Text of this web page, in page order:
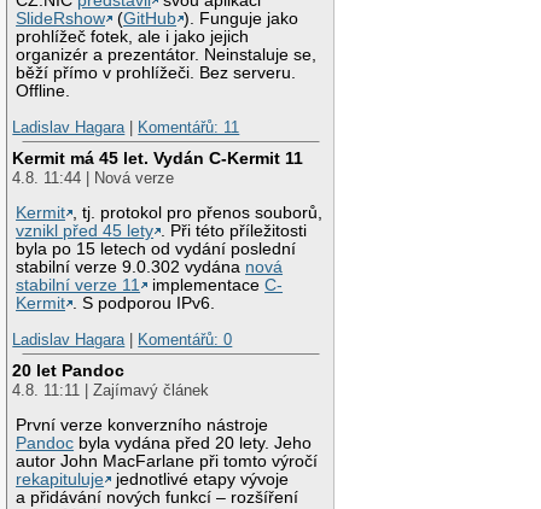
SlideRshow
(GitHub ). Funguje jako
prohlížeč fotek, ale i jako jejich
organizér a prezentátor. Neinstaluje se,
běží přímo v prohlížeči. Bez serveru.
Offline.
Ladislav Hagara | Komentářů: 11
Kermit má 45 let. Vydán C-Kermit 11
4.8. 11:44 | Nová verze
Kermit , tj. protokol pro přenos souborů,
vznikl před 45 lety . Při této příležitosti
byla po 15 letech od vydání poslední
stabilní verze 9.0.302 vydána nová
stabilní verze 11
implementaceC-
Kermit . S podporou IPv6.
Ladislav Hagara | Komentářů: 0
20 let Pandoc
4.8. 11:11 | Zajímavý článek
První verze konverzního nástroje
Pandoc byla vydána před 20 lety. Jeho
autor John MacFarlane při tomto výročí
rekapituluje
jednotlivé etapy vývoje
a přidávání nových funkcí – rozšíření